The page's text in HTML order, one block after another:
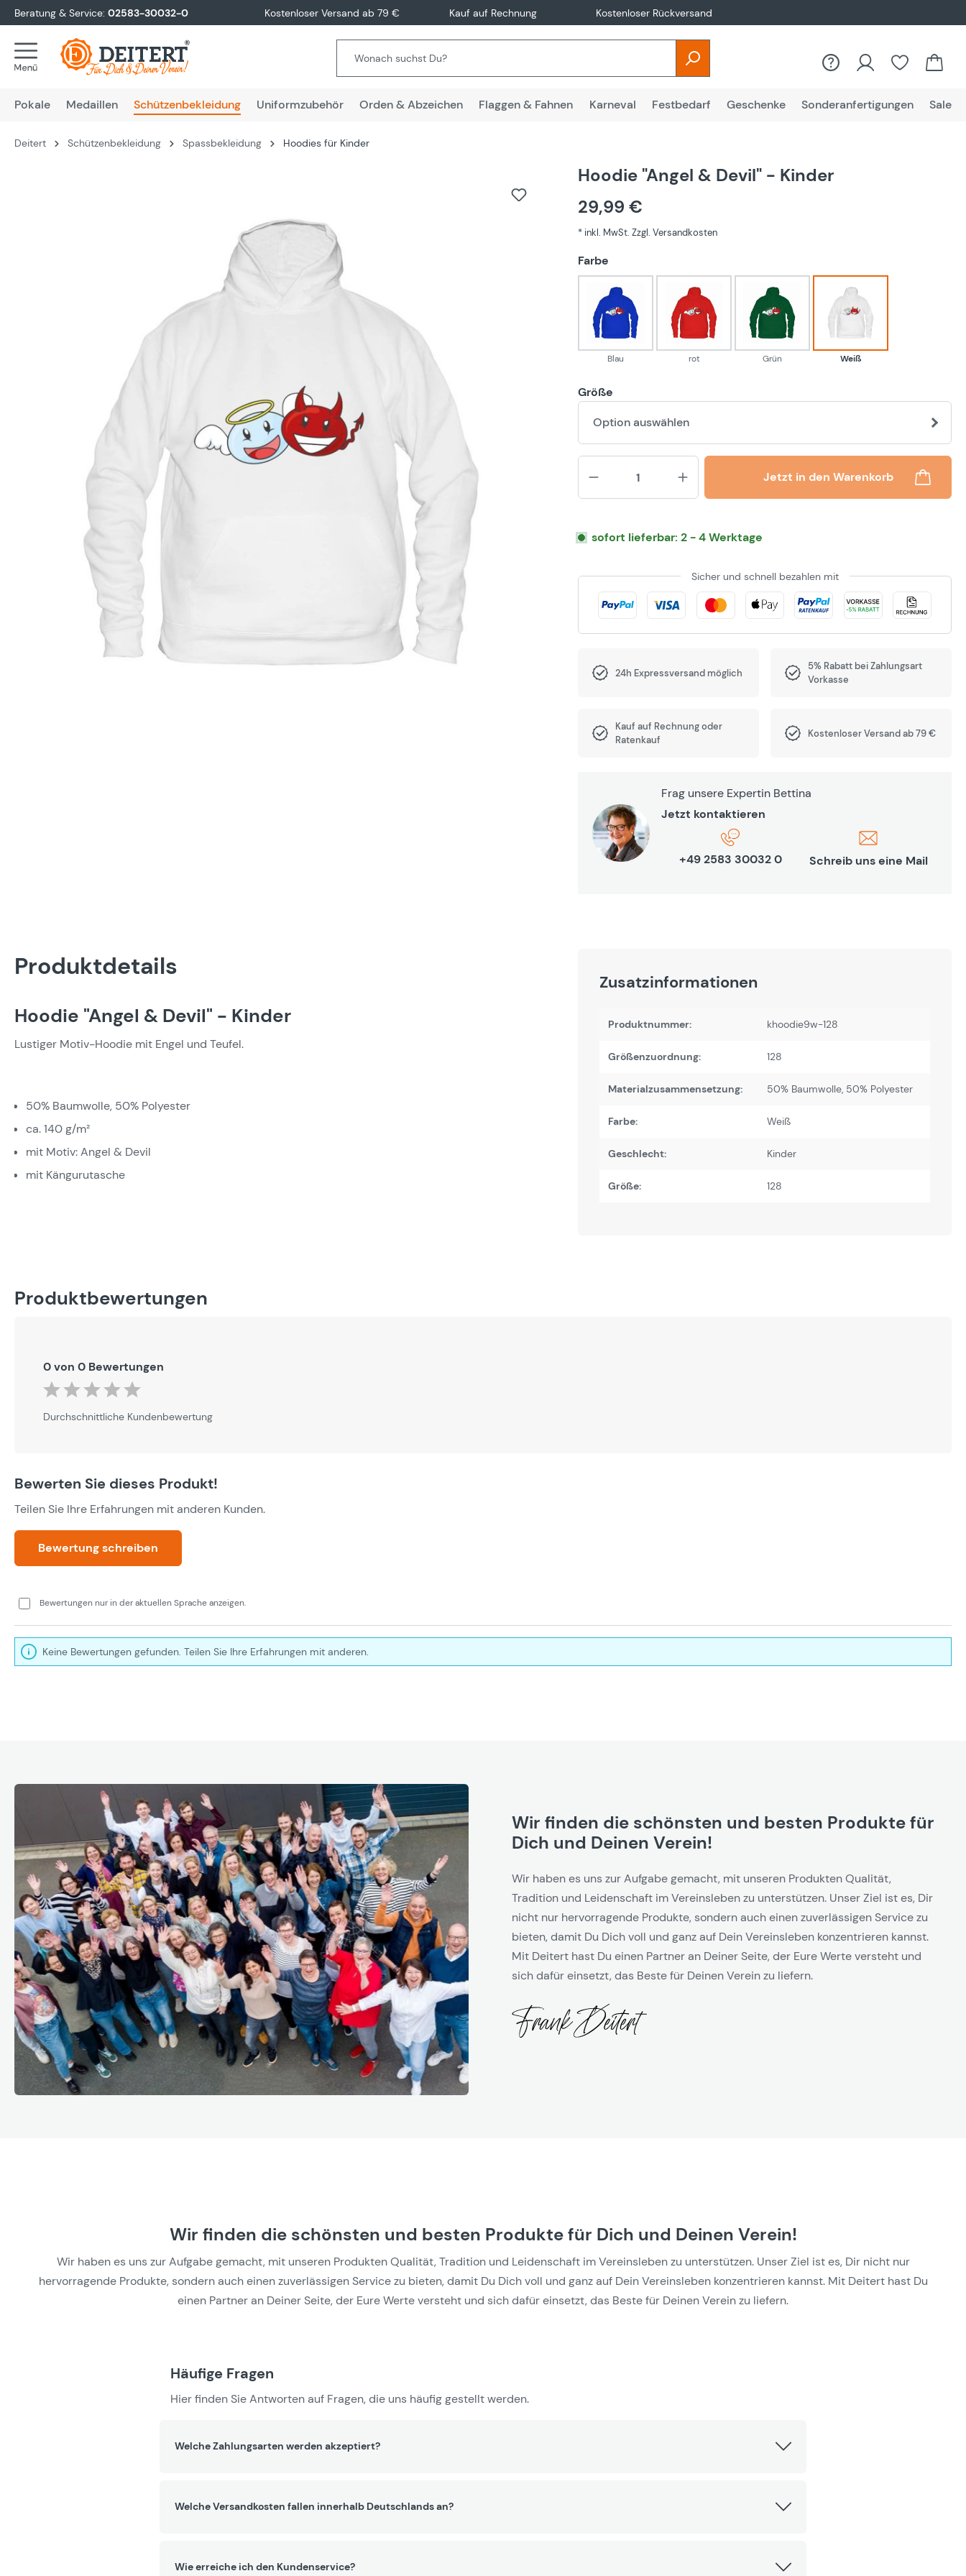
Zur Hauptnavigation springen
Beratung & Service: 02583-30032-0 Kostenloser Versand ab 79 € Kauf auf Rechnung Kostenloser Rückversand
Pokale Medaillen Schützenbekleidung Uniformzubehör Orden & Abzeichen Flaggen & Fahnen Karneval Festbedarf Geschenke Sonderanfertigungen Sale
Deitert Schützenbekleidung Spassbekleidung Hoodies für Kinder
Hoodie "Angel & Devil" - Kinder
29,99 €
* inkl. MwSt. Zzgl. Versandkosten
Farbe
Blau
Blau
rot
rot
Grün
Grün
Weiß
Weiß
Größe
Option auswählen
Produkt Anzahl: Gib den
Jetzt in den Warenkorb
sofort lieferbar: 2 - 4 Werktage
Sicher und schnell bezahlen mit
24h Expressversand möglich
5% Rabatt bei Zahlungsart
Vorkasse
Kauf auf Rechnung oder
Ratenkauf
Kostenloser Versand ab 79 €
Frag unsere Expertin Bettina
Jetzt kontaktieren
+49 2583 30032 0 Schreib uns eine Mail
Produktdetails
Hoodie "Angel & Devil" - Kinder
Lustiger Motiv-Hoodie mit Engel und Teufel.
50% Baumwolle, 50% Polyester
ca. 140 g/m²
mit Motiv: Angel & Devil
mit Kängurutasche
Zusatzinformationen
Produktnummer: khoodie9w-128
Größenzuordnung: 128
Materialzusammensetzung: 50% Baumwolle, 50% Polyester
Farbe: Weiß
Geschlecht: Kinder
Größe: 128
Produktbewertungen
0 von 0 Bewertungen
Durchschnittliche Bewertung von 0 von 5 Sternen
Durchschnittliche Kundenbewertung
Bewerten Sie dieses Produkt!
Teilen Sie Ihre Erfahrungen mit anderen Kunden.
Bewertung schreiben
Bewertungen nur in der aktuellen Sprache anzeigen.
Keine Bewertungen gefunden. Teilen Sie Ihre Erfahrungen mit anderen.
Wir finden die schönsten und besten Produkte für
Dich und Deinen Verein!
Wir haben es uns zur Aufgabe gemacht, mit unseren Produkten Qualität,
Tradition und Leidenschaft im Vereinsleben zu unterstützen. Unser Ziel ist es, Dir
nicht nur hervorragende Produkte, sondern auch einen zuverlässigen Service zu
bieten, damit Du Dich voll und ganz auf Dein Vereinsleben konzentrieren kannst.
Mit Deitert hast Du einen Partner an Deiner Seite, der Eure Werte versteht und
sich dafür einsetzt, das Beste für Deinen Verein zu liefern.
Wir finden die schönsten und besten Produkte für Dich und Deinen Verein!
Wir haben es uns zur Aufgabe gemacht, mit unseren Produkten Qualität, Tradition und Leidenschaft im Vereinsleben zu unterstützen. Unser Ziel ist es, Dir nicht nur
hervorragende Produkte, sondern auch einen zuverlässigen Service zu bieten, damit Du Dich voll und ganz auf Dein Vereinsleben konzentrieren kannst. Mit Deitert hast Du
einen Partner an Deiner Seite, der Eure Werte versteht und sich dafür einsetzt, das Beste für Deinen Verein zu liefern.
Häufige Fragen
Hier finden Sie Antworten auf Fragen, die uns häufig gestellt werden.
Welche Zahlungsarten werden akzeptiert?
Welche Versandkosten fallen innerhalb Deutschlands an?
Wie erreiche ich den Kundenservice?